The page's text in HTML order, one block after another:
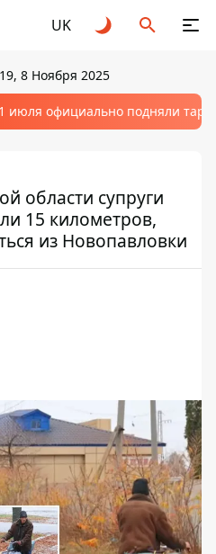
UK
8 Ноября 2025
июля официально подняли
области супруги
15 километров,
из Новопавловки